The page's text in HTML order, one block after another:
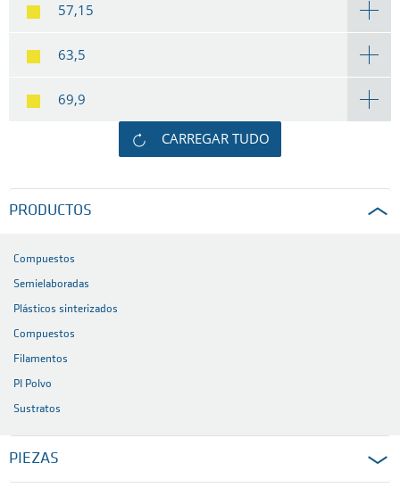
57,15
63,5
69,9
CARREGAR TUDO
PRODUCTOS
Compuestos
Semielaboradas
Plásticos sinterizados
Compuestos
Filamentos
PI Polvo
Sustratos
PIEZAS